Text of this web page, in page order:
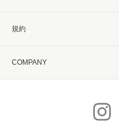
規約
COMPANY